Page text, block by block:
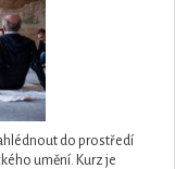
do prostředí
umění. Kurz je